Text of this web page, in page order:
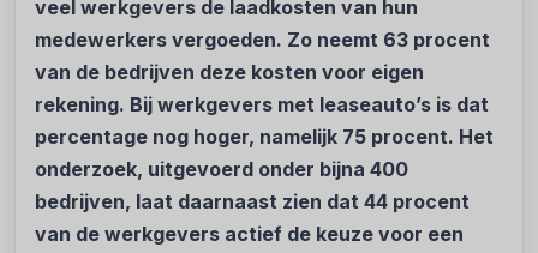
veel werkgevers de laadkosten van hun
medewerkers vergoeden. Zo neemt 63 procent
van de bedrijven deze kosten voor eigen
rekening. Bij werkgevers met leaseauto’s is dat
percentage nog hoger, namelijk 75 procent. Het
onderzoek, uitgevoerd onder bijna 400
bedrijven, laat daarnaast zien dat 44 procent
van de werkgevers actief de keuze voor een